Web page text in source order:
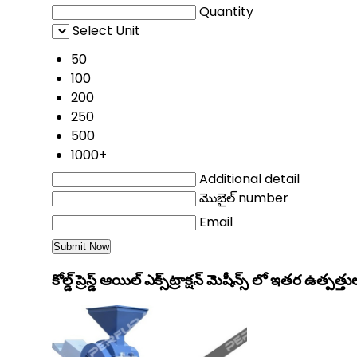
Quantity
Select Unit
50
100
200
250
500
1000+
Additional detail
మొబైల్ number
Email
కోల్డ్ ప్రెస్డ్ ఆయిల్ ఎక్స్‌ట్రాక్షన్ మెషీన్స్ లో ఇతర